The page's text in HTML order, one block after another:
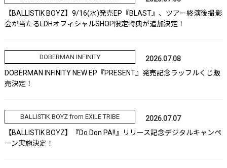
【BALLISTIK BOYZ】9/16(水)発売EP『BLAST』、ツアー終演後撮影
会が当たるLDHオフィシャルSHOP限定特典が追加決定！
DOBERMAN INFINITY
2026.07.08
DOBERMAN INFINITY NEW EP『PRESENT』発売記念ラッフルくじ販
売決定！
BALLISTIK BOYZ from EXILE TRIBE
2026.07.07
【BALLISTIK BOYZ】『Do Don PA!!』リリース記念デジタルキャンペ
ーン実施決定！